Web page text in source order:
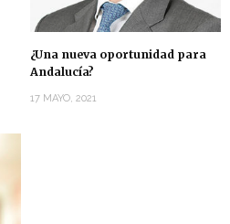
¿Una nueva oportunidad para
Andalucía?
17 MAYO, 2021